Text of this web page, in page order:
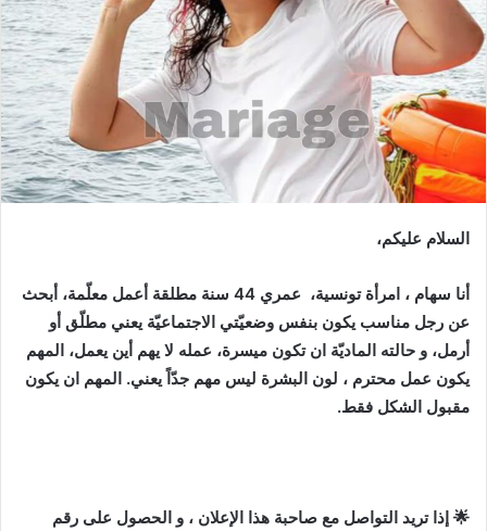
السلام عليكم،
أنا سهام ، امرأة تونسية، عمري 44 سنة مطلقة أعمل معلّمة، أبحث
عن رجل مناسب يكون بنفس وضعيّتي الاجتماعيّة يعني مطلّق أو
أرمل، و حالته الماديّة ان تكون ميسرة، عمله لا يهم أين يعمل، المهم
يكون عمل محترم ، لون البشرة ليس مهم جدّاً يعني. المهم ان يكون
مقبول الشكل فقط.
🌟 إذا تريد التواصل مع صاحبة هذا الإعلان ، و الحصول على رقم